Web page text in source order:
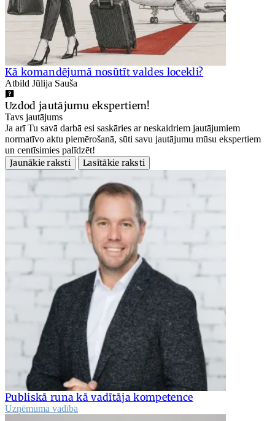
Kā komandējumā nosūtīt valdes locekli?
Atbild Jūlija Sauša
Uzdod jautājumu ekspertiem!
Tavs jautājums
Ja arī Tu savā darbā esi saskāries ar neskaidriem jautājumiem
normatīvo aktu piemērošanā, sūti savu jautājumu mūsu ekspertiem
un centīsimies palīdzēt!
Jaunākie raksti
Lasītākie raksti
Publiskā runa kā vadītāja kompetence
Uzņēmuma vadība